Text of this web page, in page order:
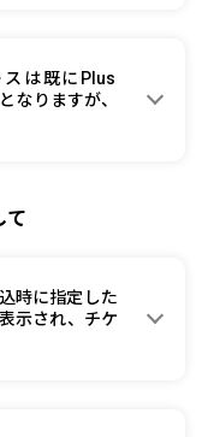
スは既にPlus
なりますが、
て
時に指定した
示され、チケ